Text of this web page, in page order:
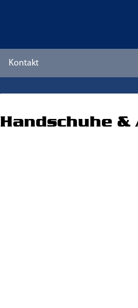
Kontakt
Handschuhe